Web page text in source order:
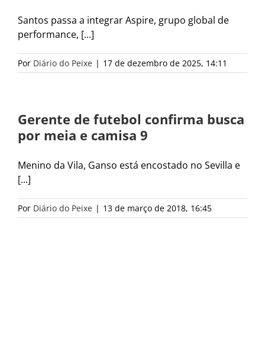
Santos passa a integrar Aspire, grupo global de
performance, [...]
Por Diário do Peixe | 17 de dezembro de 2025, 14:11
Gerente de futebol confirma busca
por meia e camisa 9
Menino da Vila, Ganso está encostado no Sevilla e
[...]
Por Diário do Peixe | 13 de março de 2018, 16:45